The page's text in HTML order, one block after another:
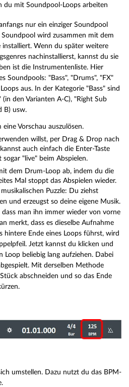
du mit Soundpool-Loops arbeiten
nur ein einziger Soundpool
Soundpool wird zusammen mit dem
installiert. Wenn du später weitere
nachinstallierst, kannst du sie
ist die Instrumentenliste. Hier
Soundpools: "Bass", "Drums", "FX"
aus. In der Kategorie "Bass" sind
(in den Varianten A-C), "Right Sub
B) usw.
Vorschau auszulösen.
willst, per Drag & Drop nach
auch einfach die Enter-Taste
"live" beim Abspielen.
dem Drum-Loop ab, indem du die
Mal stoppt das Abspielen wieder.
Puzzle: Du ziehst
und erzeugst so deine eigene Musik.
man ihn immer wieder von vorne
merkt, dass es dieselbe Aufnahme
hintere Ende eines Loops führst, wird
Jetzt kannst du klicken und
Loop beliebig lang aufziehen. Dabei
Mit derselben Methode
abschneiden und so das Ende
umstellen. Dazu nutzt du das BPM-